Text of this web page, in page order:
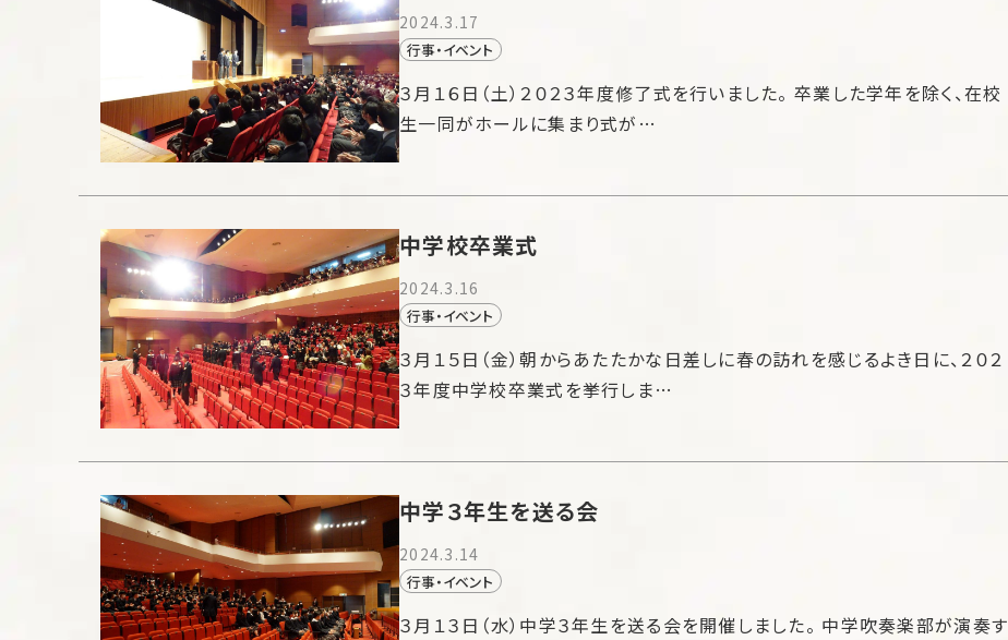
2024.3.17
行事・イベント
３月１６日（土）２０２３年度修了式を行いました。 卒業した学年を除く、在校
生一同がホールに集まり式が…
中学校卒業式
2024.3.16
行事・イベント
３月１５日（金）朝からあたたかな日差しに春の訪れを感じるよき日に、２０２
３年度中学校卒業式を挙行しま…
中学３年生を送る会
2024.3.14
行事・イベント
３月１３日（水）中学３年生を送る会を開催しました。 中学吹奏楽部が演奏す